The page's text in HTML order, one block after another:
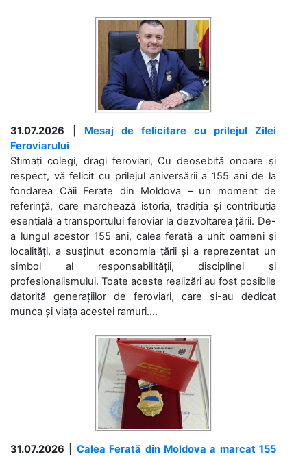
31.07.2026
Mesaj de felicitare cu prilejul Zilei
Feroviarului
Stimați colegi, dragi feroviari, Cu deosebită onoare și
respect, vă felicit cu prilejul aniversării a 155 ani de la
fondarea Căii Ferate din Moldova – un moment de
referință, care marchează istoria, tradiția și contribuția
esențială a transportului feroviar la dezvoltarea țării. De-
a lungul acestor 155 ani, calea ferată a unit oameni și
localități, a susținut economia țării și a reprezentat un
simbol al responsabilității, disciplinei și
profesionalismului. Toate aceste realizări au fost posibile
datorită generațiilor de feroviari, care și-au dedicat
munca și viața acestei ramuri....
31.07.2026
Calea Ferată din Moldova a marcat 155